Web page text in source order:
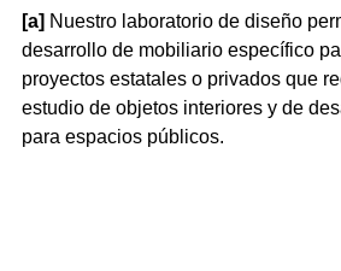
[a] Nuestro laboratorio de diseño
desarrollo de mobiliario específico
proyectos estatales o privados que
estudio de objetos interiores y de
para espacios públicos.